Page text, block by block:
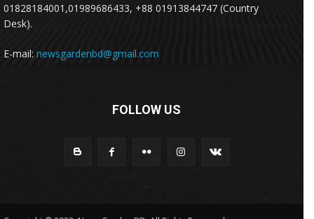
01828184001,01989686433, +88 01913844747 (Country
Desk).
E-mail: newsgardenbd@gmail.com
FOLLOW US